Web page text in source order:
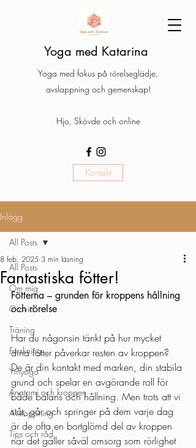
Yoga med Katarina
Yoga med fokus på rörelseglädje,
avslappning och gemenskap!
Hjo, Skövde och online
Kontakt
Inlägg
All Posts
Om mig
Gravid
Träning
Forskning
Yinyoga
Anatomi och kroppen
Avslappning
Tips och råd
All Posts
Fantastiska fötter!
8 feb. 2025 3 min läsning
Fötterna – grunden för kroppens hållning
och rörelse
Har du någonsin tänkt på hur mycket
dina fötter påverkar resten av kroppen?
De är din kontakt med marken, din stabila
grund och spelar en avgörande roll för
både balans och hållning. Men trots att vi
står, går och springer på dem varje dag
är de ofta en bortglömd del av kroppen
när det gäller såväl omsorg som rörlighet